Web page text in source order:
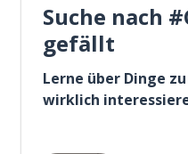
Suche nach
gefällt
Lerne über Dinge
wirklich